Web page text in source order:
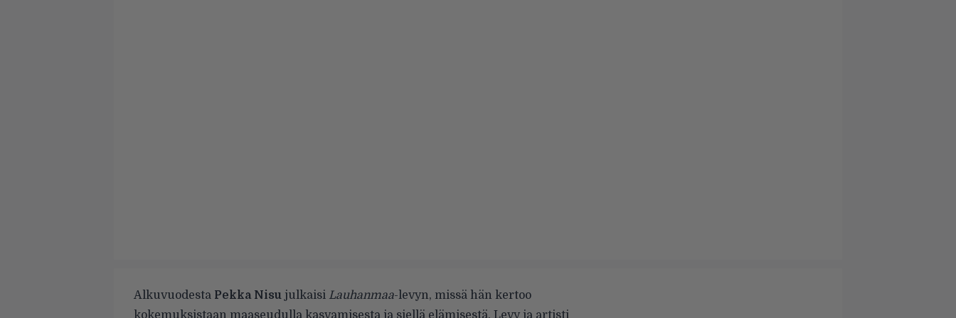
Alkuvuodesta Pekka Nisu julkaisi Lauhanmaa-levyn, missä hän kertoo
kokemuksistaan maaseudulla kasvamisesta ja siellä elämisestä. Levy ja artisti